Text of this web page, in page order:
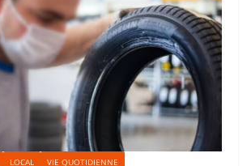
LOCAL VIE QUOTIDIENNE